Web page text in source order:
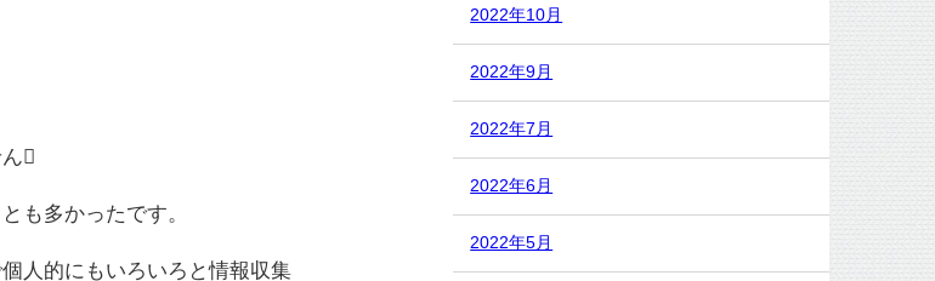

も多かったです。
人的にもいろいろと情報収集
2022年10月
2022年9月
2022年7月
2022年6月
2022年5月